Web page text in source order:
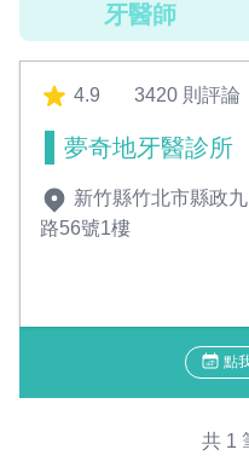
牙醫師
4.9 3420 則評論
夢奇地牙醫診所
新竹縣竹北市縣政九
路56號1樓
點
共 1